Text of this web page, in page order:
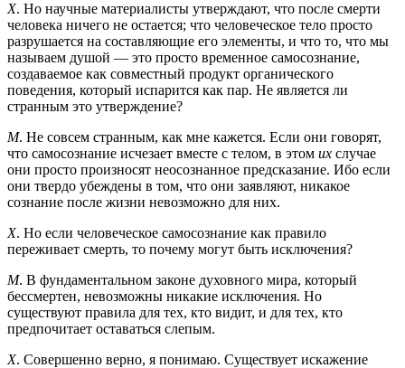
Х. Но научные материалисты утверждают, что после смерти
человека ничего не остается; что человеческое тело просто
разрушается на составляющие его элементы, и что то, что мы
называем душой — это просто временное самосознание,
создаваемое как совместный продукт органического
поведения, который испарится как пар. Не является ли
странным это утверждение?
М. Не совсем странным, как мне кажется. Если они говорят,
что самосознание исчезает вместе с телом, в этом их случае
они просто произносят неосознанное предсказание. Ибо если
они твердо убеждены в том, что они заявляют, никакое
сознание после жизни невозможно для них.
Х. Но если человеческое самосознание как правило
переживает смерть, то почему могут быть исключения?
М. В фундаментальном законе духовного мира, который
бессмертен, невозможны никакие исключения. Но
существуют правила для тех, кто видит, и для тех, кто
предпочитает оставаться слепым.
Х. Совершенно верно, я понимаю. Существует искажение